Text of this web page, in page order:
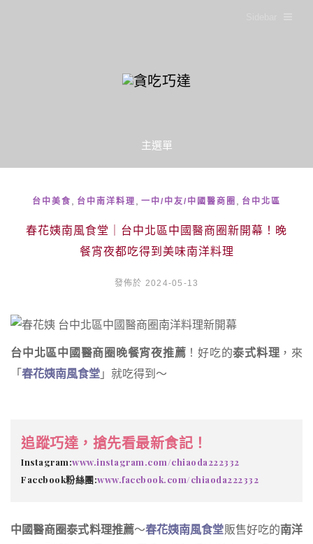
主選單
台中美食 台中南洋料理 一中/中友/中國醫商圈 台中北區
春花姨南風食堂｜台中北區中國醫商圈新開幕！晚
餐宵夜都吃得到美味南洋料理
發佈於 2024-05-13
台中北區中國醫商圈晚餐宵夜推薦 ！好吃的泰式料理 ，來
「 春花姨南風食堂 」就吃得到～
追蹤巧達，搶先看最新食記！
Instagram:www.instagram.com/chiaoda222332
Facebook粉絲團:www.facebook.com/chiaoda222332
中國醫商圈泰式料理推薦～春花姨南風食堂販售好吃的南洋